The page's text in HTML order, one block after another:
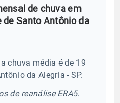
de chuva em
de Santo Antônio da
chuva média é de 19
da Alegria - SP.
de reanálise ERA5.